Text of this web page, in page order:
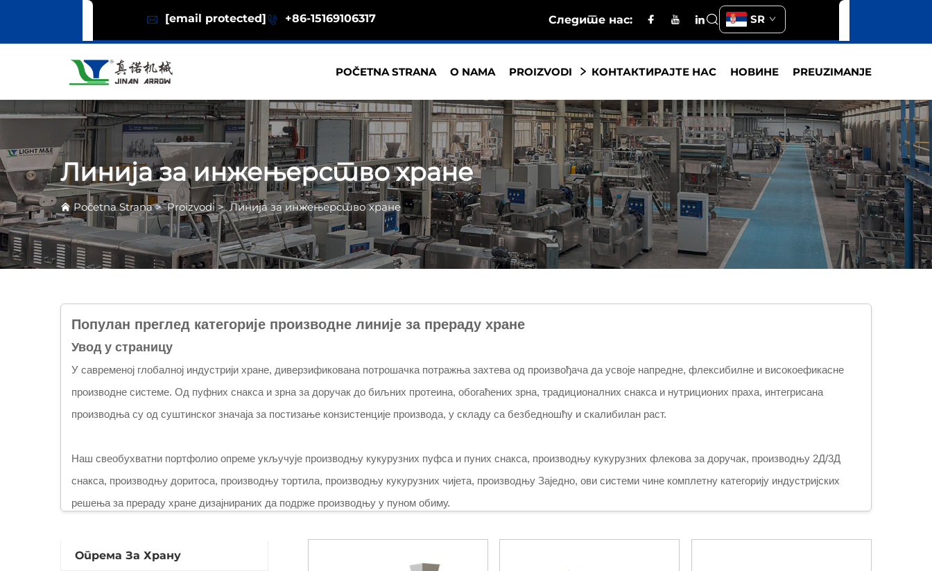
[email protected] +86-15169106317 Следите нас: SR
POČETNA STRANA O NAMA PROIZVODI КОНТАКТИРАЈТЕ НАС НОВИНЕ PREUZIMANJE
Линија за инжењерство хране
Početna Strana>Proizvodi>Линија за инжењерство хране
Популан преглед категорије производне линије за прераду хране
Увод у страницу
У савременој глобалној индустрији хране, диверзификована потрошачка потражња захтева од произвођача да усвоје напредне, флексибилне и високоефикасне
производне системе. Од пуфних снакса и зрна за доручак до биљних протеина, обогаћених зрна, традиционалних снакса и нутриционих праха, интегрисана
производња су од суштинског значаја за постизање конзистенције производа, у складу са безбедношћу и скалибилан раст.
Наш свеобухватни портфолио опреме укључује производњу кукурузних пуфса и пуних снакса, производњу кукурузних флекова за доручак, производњу 2Д/3Д
снакса, производњу доритоса, производњу тортила, производњу кукурузних чијета, производњу Заједно, ови системи чине комплетну категорију индустријских
решења за прераду хране дизајнираних да подрже производњу у пуном обиму.
Опрема За Храну